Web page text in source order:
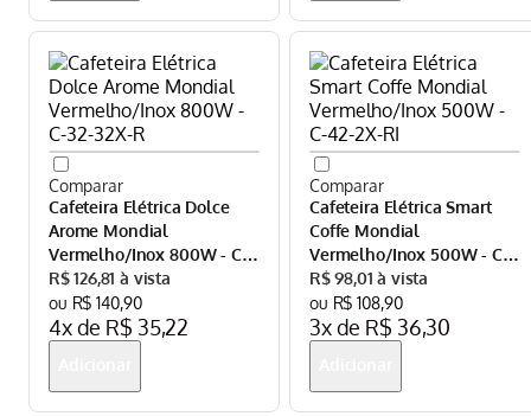
Cafeteira Elétrica Dolce
Arome Mondial
Vermelho/Inox 800W - C-
32-32X-R
R$ 126,81
R$ 140,90
4x de R$ 35,22
Cafeteira Elétrica Smart
Coffe Mondial
Vermelho/Inox 500W - C-
42-2X-RI
R$ 98,01
R$ 108,90
3x de R$ 36,30